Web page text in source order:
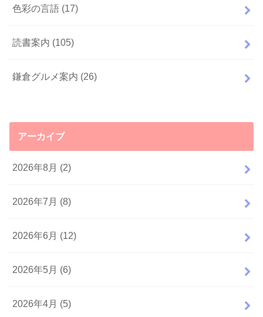
色彩の言語 (17)
読書案内 (105)
鎌倉グルメ案内 (26)
アーカイブ
2026年8月 (2)
2026年7月 (8)
2026年6月 (12)
2026年5月 (6)
2026年4月 (5)